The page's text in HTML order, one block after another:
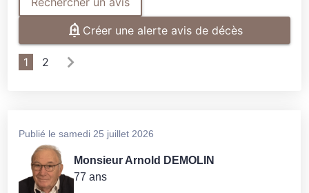
Créer une alerte avis de décès
1 2
Publié le samedi 25 juillet 2026
Monsieur Arnold DEMOLIN
77 ans